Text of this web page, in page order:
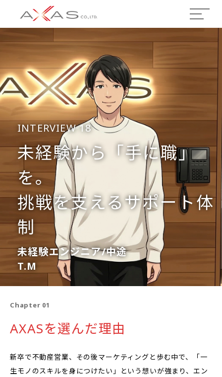
INTERVIEW 18
未経験から「手に職」
を。
挑戦を支えるサポート体
制
未経験エンジニア/中途
T.M
Chapter 01
AXASを選んだ理由
新卒で不動産営業、その後マーケティングと歩む中で、「一
生モノのスキルを身につけたい」という想いが強まり、エン